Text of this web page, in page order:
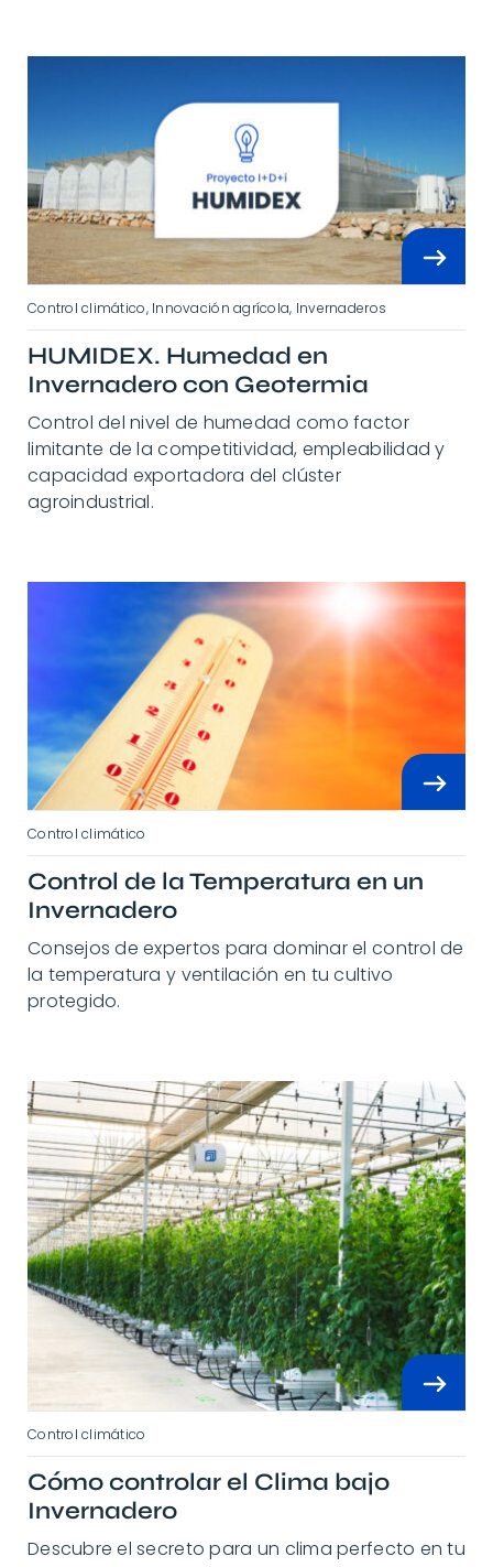
Control climático, Innovación agrícola, Invernaderos
HUMIDEX. Humedad en
Invernadero con Geotermia
Control del nivel de humedad como factor
limitante de la competitividad, empleabilidad y
capacidad exportadora del clúster
agroindustrial.
Control climático
Control de la Temperatura en un
Invernadero
Consejos de expertos para dominar el control de
la temperatura y ventilación en tu cultivo
protegido.
Control climático
Cómo controlar el Clima bajo
Invernadero
Descubre el secreto para un clima perfecto en tu